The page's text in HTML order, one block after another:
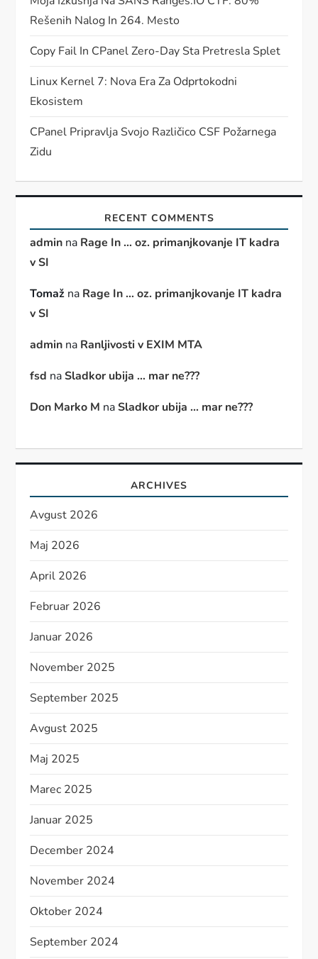
Rešenih Nalog In 264. Mesto
Copy Fail In CPanel Zero-Day Sta Pretresla Splet
Linux Kernel 7: Nova Era Za Odprtokodni
Ekosistem
CPanel Pripravlja Svojo Različico CSF Požarnega
Zidu
RECENT COMMENTS
admin na Rage In … oz. primanjkovanje IT kadra
v SI
Tomaž na Rage In … oz. primanjkovanje IT kadra
v SI
admin na Ranljivosti v EXIM MTA
fsd naSladkor ubija … mar ne???
Don Marko M naSladkor ubija … mar ne???
ARCHIVES
Avgust 2026
Maj 2026
April 2026
Februar 2026
Januar 2026
November 2025
September 2025
Avgust 2025
Maj 2025
Marec 2025
Januar 2025
December 2024
November 2024
Oktober 2024
September 2024